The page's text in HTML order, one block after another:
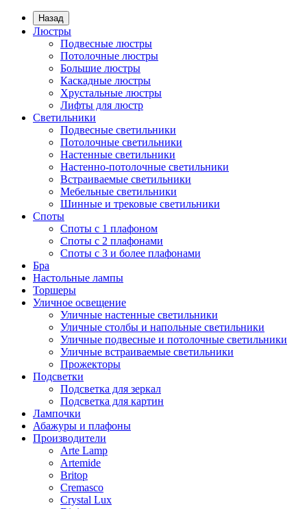
Назад
Люстры
Подвесные люстры
Потолочные люстры
Большие люстры
Каскадные люстры
Хрустальные люстры
Лифты для люстр
Светильники
Подвесные светильники
Потолочные светильники
Настенные светильники
Настенно-потолочные светильники
Встраиваемые светильники
Мебельные светильники
Шинные и трековые светильники
Споты
Споты с 1 плафоном
Споты с 2 плафонами
Споты с 3 и более плафонами
Бра
Настольные лампы
Торшеры
Уличное освещение
Уличные настенные светильники
Уличные столбы и напольные светильники
Уличные подвесные и потолочные светильники
Уличные встраиваемые светильники
Прожекторы
Подсветки
Подсветка для зеркал
Подсветка для картин
Лампочки
Абажуры и плафоны
Производители
Arte Lamp
Artemide
Britop
Cremasco
Crystal Lux